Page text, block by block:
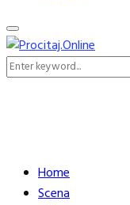
Primary
Menu
Search
Home
Scena